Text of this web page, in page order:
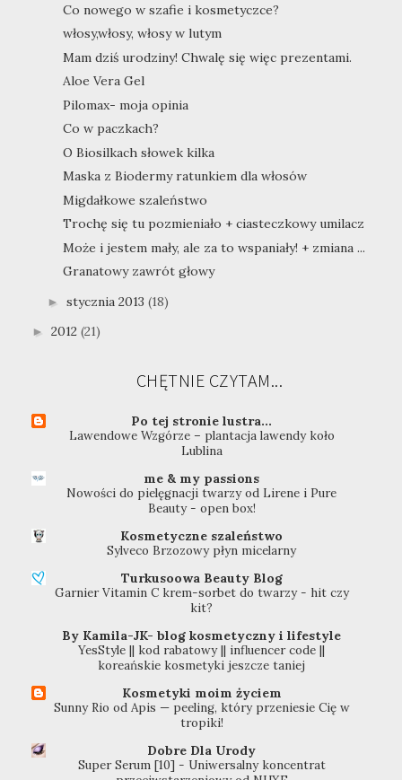
Co nowego w szafie i kosmetyczce?
włosy,włosy, włosy w lutym
Mam dziś urodziny! Chwalę się więc prezentami.
Aloe Vera Gel
Pilomax- moja opinia
Co w paczkach?
O Biosilkach słowek kilka
Maska z Biodermy ratunkiem dla włosów
Migdałkowe szaleństwo
Trochę się tu pozmieniało + ciasteczkowy umilacz
Może i jestem mały, ale za to wspaniały! + zmiana ...
Granatowy zawrót głowy
► stycznia 2013 (18)
► 2012 (21)
CHĘTNIE CZYTAM...
Po tej stronie lustra...
Lawendowe Wzgórze – plantacja lawendy koło
Lublina
me & my passions
Nowości do pielęgnacji twarzy od Lirene i Pure
Beauty - open box!
Kosmetyczne szaleństwo
Sylveco Brzozowy płyn micelarny
Turkusoowa Beauty Blog
Garnier Vitamin C krem-sorbet do twarzy - hit czy
kit?
By Kamila-JK- blog kosmetyczny i lifestyle
YesStyle || kod rabatowy || influencer code ||
koreańskie kosmetyki jeszcze taniej
Kosmetyki moim życiem
Sunny Rio od Apis — peeling, który przeniesie Cię w
tropiki!
Dobre Dla Urody
Super Serum [10] - Uniwersalny koncentrat